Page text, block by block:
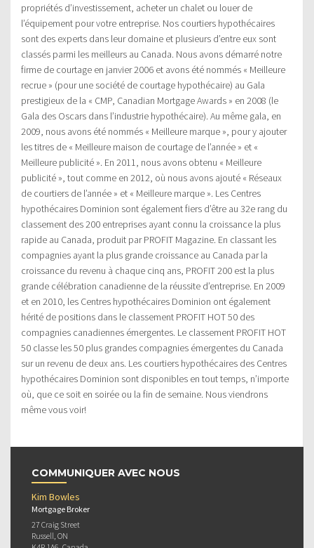
propriétés d’investissement, acheter un chalet ou louer de
l’équipement pour votre entreprise. Nos courtiers hypothécaires
sont des experts dans leur domaine et plusieurs d’entre eux sont
classés parmi les meilleurs au Canada. Nous avons démarré notre
firme de courtage en janvier 2006 et avons été nommés « Meilleure
recrue » (pour une société de courtage hypothécaire) au Gala
prestigieux de la « CMP, Canadian Mortgage Awards » en 2008 (le
Gala des Oscars dans l’industrie hypothécaire). Au même gala, en
2009, nous avons été nommés « Meilleure marque », pour y ajouter
les titres de « Meilleure maison de courtage de l’année » et «
Meilleure publicité ». En 2011, nous avons obtenu « Meilleure
publicité », tout comme en 2012, où nous avons ajouté « Réseaux
de courtiers de l’année » et « Meilleure marque ». Les Centres
hypothécaires Dominion sont également fiers d’être au 32e rang du
classement des 200 entreprises ayant connu la croissance la plus
rapide au Canada, produit par PROFIT Magazine. En classant les
compagnies ayant la plus grande croissance au Canada par la
croissance du revenu à chaque cinq ans, PROFIT 200 est la plus
grande célébration canadienne de la réussite d’entreprise. En 2009
et en 2010, les Centres hypothécaires Dominion ont également
hérité de positions dans le classement PROFIT HOT 50 des
compagnies canadiennes émergentes. Le classement PROFIT HOT
50 classe les 50 plus grandes compagnies émergentes du Canada
sur un revenu de deux ans. Les courtiers hypothécaires des Centres
hypothécaires Dominion sont disponibles en tout temps, n’importe
où, que ce soit en soirée ou la fin de semaine. Nous viendrons
même vous voir!
COMMUNIQUER AVEC NOUS
Kim Bowles
Mortgage Broker
27 Craig Street
Russell, ON